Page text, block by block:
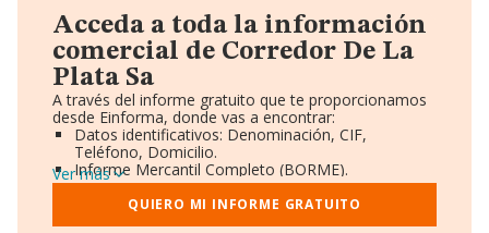
Acceda a toda la información
comercial de Corredor De La
Plata Sa
A través del informe gratuito que te proporcionamos
desde Einforma, donde vas a encontrar:
Datos identificativos: Denominación, CIF,
Teléfono, Domicilio.
Informe Mercantil Completo (BORME).
Gráficos de Evolución Ventas y Empleados.
Consejo de Administración y Administradores.
Directivos y Ejecutivos.
Ver más
QUIERO MI INFORME GRATUITO